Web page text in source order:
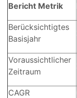
Bericht Metrik
Berücksichtigtes
Basisjahr
Voraussichtlicher
Zeitraum
CAGR